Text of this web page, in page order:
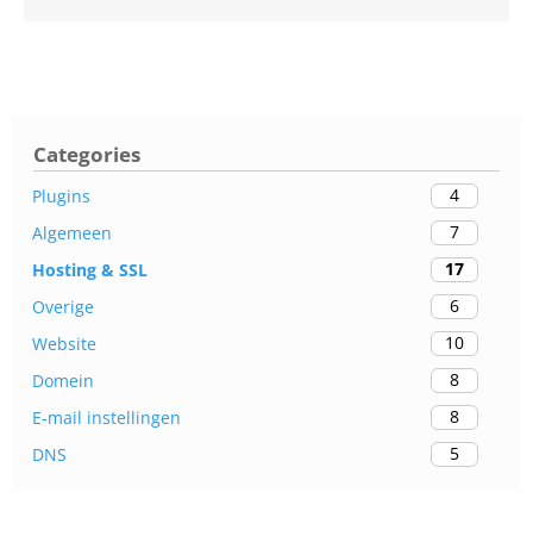
Categories
Plugins
4
Algemeen
7
Hosting & SSL
17
Overige
6
Website
10
Domein
8
E-mail instellingen
8
DNS
5